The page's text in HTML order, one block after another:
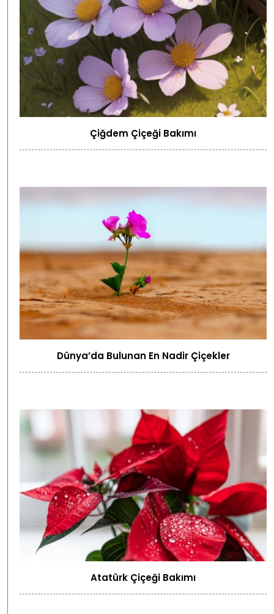
Çiğdem Çiçeği Bakımı
Dünya’da Bulunan En Nadir Çiçekler
Atatürk Çiçeği Bakımı